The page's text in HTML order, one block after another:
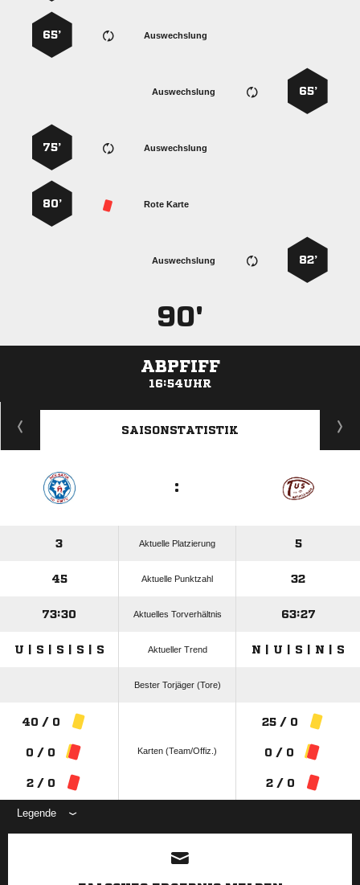
Auswechslung
65’
65’
Auswechslung
Auswechslung
75’
Rote Karte
80’
82’
Auswechslung
90'
ABPFIFF
16:54UHR
ANZEIGE
SAISONSTATISTIK
:
3 Aktuelle Platzierung 5
45 Aktuelle Punktzahl 32
73:30 Aktuelles Torverhältnis 63:27
U | S | S | S | S Aktueller Trend N | U | S | N | S
Bester Torjäger (Tore)
40 / 0
0 / 0
2 / 0
Karten (Team/Offiz.)
25 / 0
0 / 0
2 / 0
Legende
ANZEIGE